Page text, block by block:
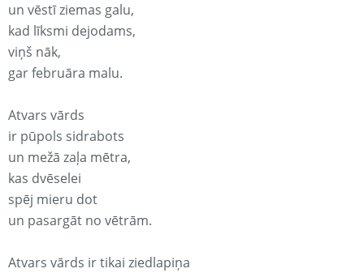
un vēstī ziemas galu,
kad līksmi dejodams,
viņš nāk,
gar februāra malu.
Atvars vārds
ir pūpols sidrabots
un mežā zaļa mētra,
kas dvēselei
spēj mieru dot
un pasargāt no vētrām.
Atvars vārds ir tikai ziedlapiņa